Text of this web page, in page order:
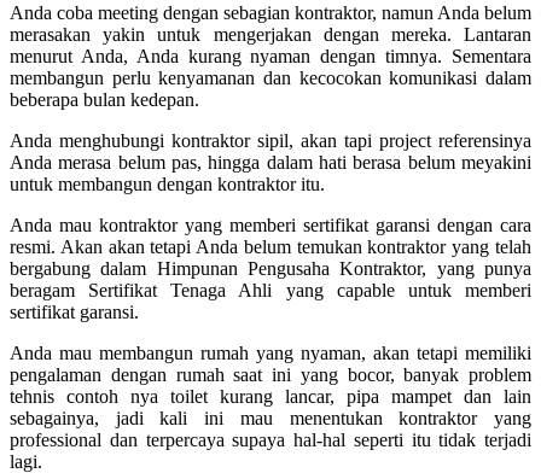
Anda coba meeting dengan sebagian kontraktor, namun Anda belum
merasakan yakin untuk mengerjakan dengan mereka. Lantaran
menurut Anda, Anda kurang nyaman dengan timnya. Sementara
membangun perlu kenyamanan dan kecocokan komunikasi dalam
beberapa bulan kedepan.
Anda menghubungi kontraktor sipil, akan tapi project referensinya
Anda merasa belum pas, hingga dalam hati berasa belum meyakini
untuk membangun dengan kontraktor itu.
Anda mau kontraktor yang memberi sertifikat garansi dengan cara
resmi. Akan akan tetapi Anda belum temukan kontraktor yang telah
bergabung dalam Himpunan Pengusaha Kontraktor, yang punya
beragam Sertifikat Tenaga Ahli yang capable untuk memberi
sertifikat garansi.
Anda mau membangun rumah yang nyaman, akan tetapi memiliki
pengalaman dengan rumah saat ini yang bocor, banyak problem
tehnis contoh nya toilet kurang lancar, pipa mampet dan lain
sebagainya, jadi kali ini mau menentukan kontraktor yang
professional dan terpercaya supaya hal-hal seperti itu tidak terjadi
lagi.